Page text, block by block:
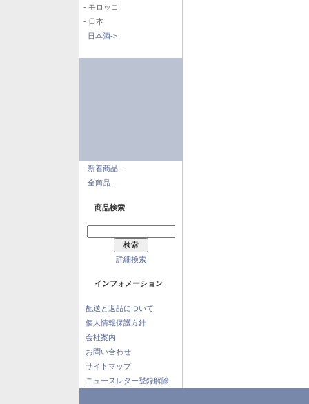
- モロッコ
- 日本
日本酒->
新着商品...
全商品...
商品検索
詳細検索
インフォメーション
配送と返品について
個人情報保護方針
会社案内
お問い合わせ
サイトマップ
ニュースレター登録解除